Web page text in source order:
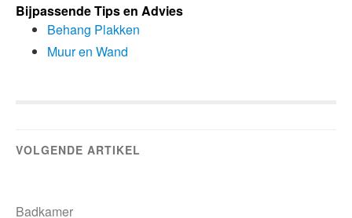
Bijpassende Tips en Advies
Behang Plakken
Muur en Wand
VOLGENDE ARTIKEL
Badkamer